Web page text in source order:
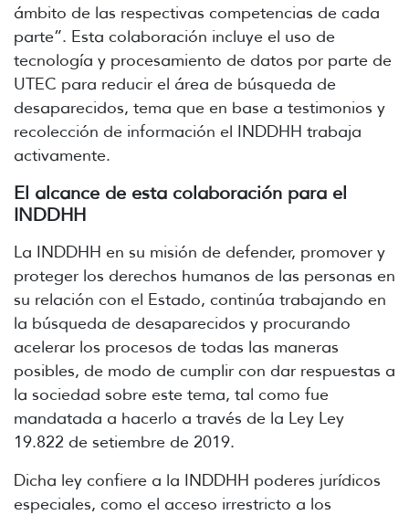
ámbito de las respectivas competencias de cada
parte”. Esta colaboración incluye el uso de
tecnología y procesamiento de datos por parte de
UTEC para reducir el área de búsqueda de
desaparecidos, tema que en base a testimonios y
recolección de información el INDDHH trabaja
activamente.
El alcance de esta colaboración para el
INDDHH
La INDDHH en su misión de defender, promover y
proteger los derechos humanos de las personas en
su relación con el Estado, continúa trabajando en
la búsqueda de desaparecidos y procurando
acelerar los procesos de todas las maneras
posibles, de modo de cumplir con dar respuestas a
la sociedad sobre este tema, tal como fue
mandatada a hacerlo a través de la Ley Ley
19.822 de setiembre de 2019.
Dicha ley confiere a la INDDHH poderes jurídicos
especiales, como el acceso irrestricto a los